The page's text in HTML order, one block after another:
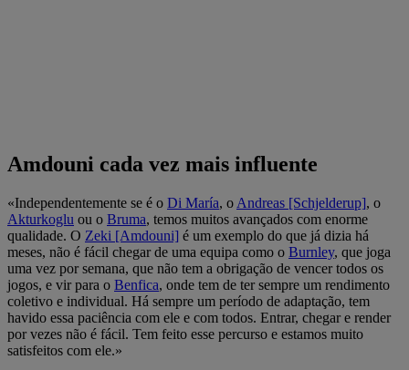
Amdouni cada vez mais influente
«Independentemente se é o Di María, o Andreas [Schjelderup], o
Akturkoglu ou o Bruma, temos muitos avançados com enorme
qualidade. O Zeki [Amdouni] é um exemplo do que já dizia há
meses, não é fácil chegar de uma equipa como o Burnley, que joga
uma vez por semana, que não tem a obrigação de vencer todos os
jogos, e vir para o Benfica, onde tem de ter sempre um rendimento
coletivo e individual. Há sempre um período de adaptação, tem
havido essa paciência com ele e com todos. Entrar, chegar e render
por vezes não é fácil. Tem feito esse percurso e estamos muito
satisfeitos com ele.»